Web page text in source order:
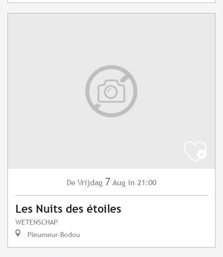
De Vrijdag 7 Aug in 21:00
Les Nuits des étoiles
WETENSCHAP
Pleumeur-Bodou